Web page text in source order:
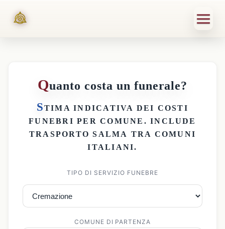
Quanto costa un funerale?
STIMA INDICATIVA DEI COSTI
FUNEBRI PER COMUNE . INCLUDE
TRASPORTO SALMA TRA COMUNI
ITALIANI.
TIPO DI SERVIZIO FUNEBRE
COMUNE DI PARTENZA